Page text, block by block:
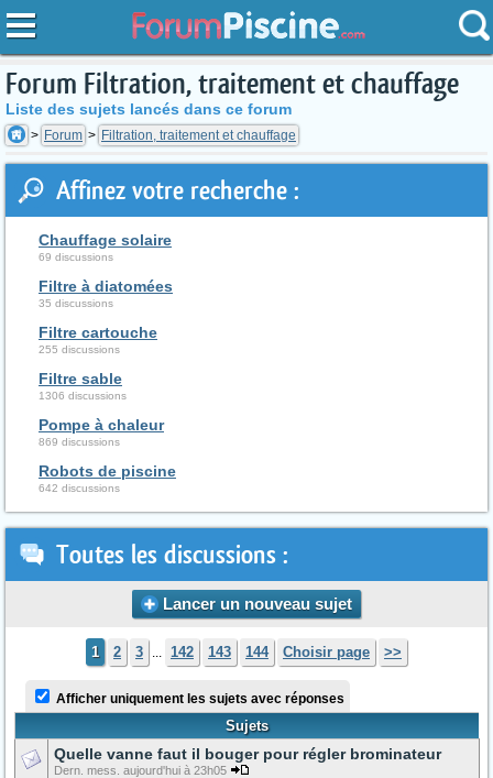
Forum Filtration, traitement et chauffage
Liste des sujets lancés dans ce forum
Forum Filtration, traitement et chauffage
Affinez votre recherche :
Chauffage solaire
69 discussions
Filtre à diatomées
35 discussions
Filtre cartouche
255 discussions
Filtre sable
1306 discussions
Pompe à chaleur
869 discussions
Robots de piscine
642 discussions
Toutes les discussions :
Lancer un nouveau sujet
1 2 3 ... 142 143 144 Choisir page >>
Afficher uniquement les sujets avec réponses
Sujets
Quelle vanne faut il bouger pour régler brominateur
Dern. mess. aujourd'hui à 23h05